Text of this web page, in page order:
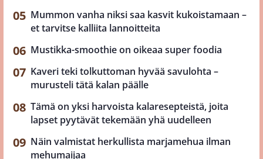
Mummon vanha niksi saa kasvit kukoistamaan –
et tarvitse kalliita lannoitteita
Mustikka-smoothie on oikeaa super foodia
Kaveri teki tolkuttoman hyvää savulohta –
murusteli tätä kalan päälle
Tämä on yksi harvoista kalaresepteistä, joita
lapset pyytävät tekemään yhä uudelleen
Näin valmistat herkullista marjamehua ilman
mehumaijaa